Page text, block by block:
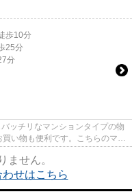
歩10分
25分
分
ッチリなマンションタイプの物
い物も便利です。こちらのマン
ません。
せはこちら